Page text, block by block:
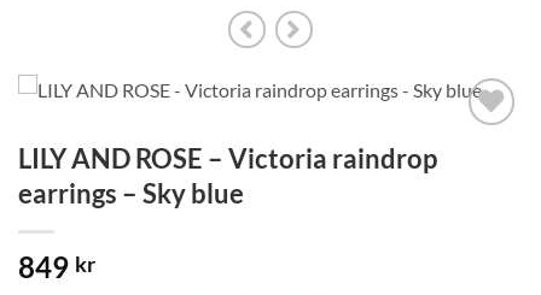
önskelistan!
LILY AND ROSE – Victoria raindrop
earrings – Sky blue
849 kr